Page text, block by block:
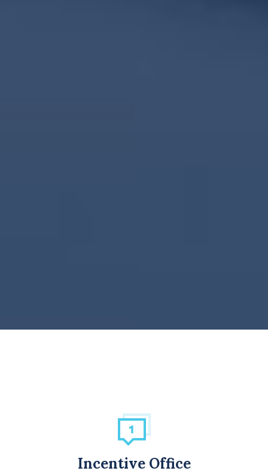
Incentive Office